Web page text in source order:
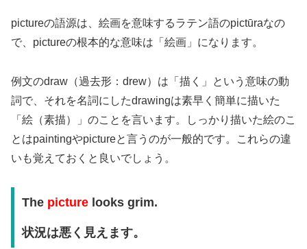
pictureの語源は、絵画を意味するラテン語のpictūraなの
で、pictureの根本的な意味は「絵画」になります。
例文のdraw（過去形：drew）は「描く」という意味の動
詞で、それを名詞にしたdrawingは素早く簡単に描いた
「絵（素描）」のことを言います。しっかり描いた絵のこ
とはpaintingやpictureと言うのが一般的です。これらの違
いも覚えておくと良いでしょう。
The picturelooks grim.
状況は悪く見えます。